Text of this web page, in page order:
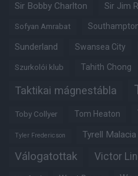
Sir Bobby Charlton Sir Jim
Sofyan Amrabat
Sunderland Swansea City
Szurkolói klub Tahith Chong
Taktikai mágnestábla
Toby Collyer Tom Heaton
Tyler Fredericson Tyrell Malacia
Válogatottak Victor